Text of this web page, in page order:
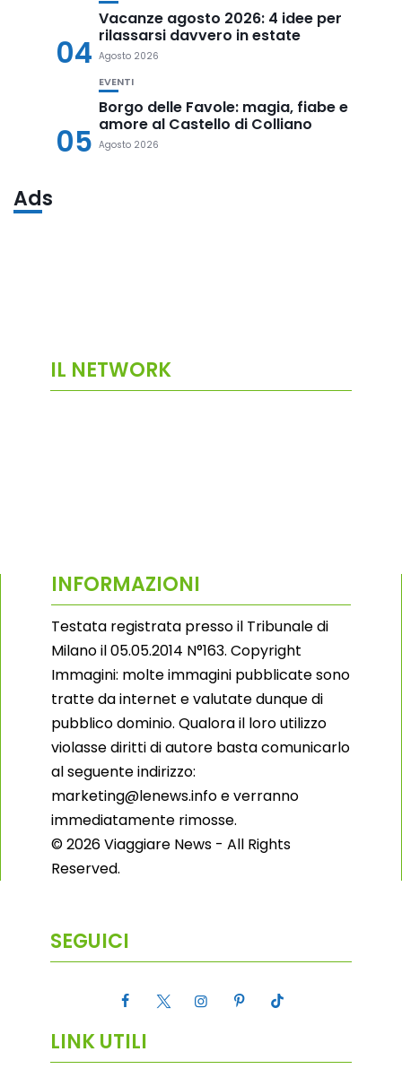
04
Vacanze agosto 2026: 4 idee per
rilassarsi davvero in estate
Agosto 2026
05
EVENTI
Borgo delle Favole: magia, fiabe e
amore al Castello di Colliano
Agosto 2026
Ads
IL NETWORK
INFORMAZIONI
Testata registrata presso il Tribunale di
Milano il 05.05.2014 N°163. Copyright
Immagini: molte immagini pubblicate sono
tratte da internet e valutate dunque di
pubblico dominio. Qualora il loro utilizzo
violasse diritti di autore basta comunicarlo
al seguente indirizzo:
marketing@lenews.info e verranno
immediatamente rimosse.
© 2026 Viaggiare News - All Rights
Reserved.
SEGUICI
LINK UTILI